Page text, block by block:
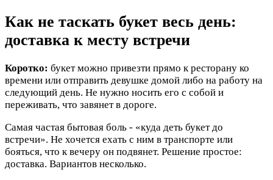
Как не таскать букет весь день:
доставка к месту встречи
Коротко: букет можно привезти прямо к ресторану ко
времени или отправить девушке домой либо на работу на
следующий день. Не нужно носить его с собой и
переживать, что завянет в дороге.
Самая частая бытовая боль - «куда деть букет до
встречи». Не хочется ехать с ним в транспорте или
бояться, что к вечеру он подвянет. Решение простое:
доставка. Вариантов несколько.